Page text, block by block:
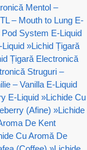
Mentol –
– Mouth to Lung E-
System E-Liquid
»Lichid Țigară
Țigară Electronică
Struguri –
– Vanilla E-Liquid
E-Liquid »Lichide Cu
(Afine) »Lichide
De Kent
Cu Aromă De